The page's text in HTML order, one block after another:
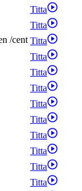
Titta
Titta
/cent Titta
Titta
Titta
Titta
Titta
Titta
Titta
Titta
Titta
Titta